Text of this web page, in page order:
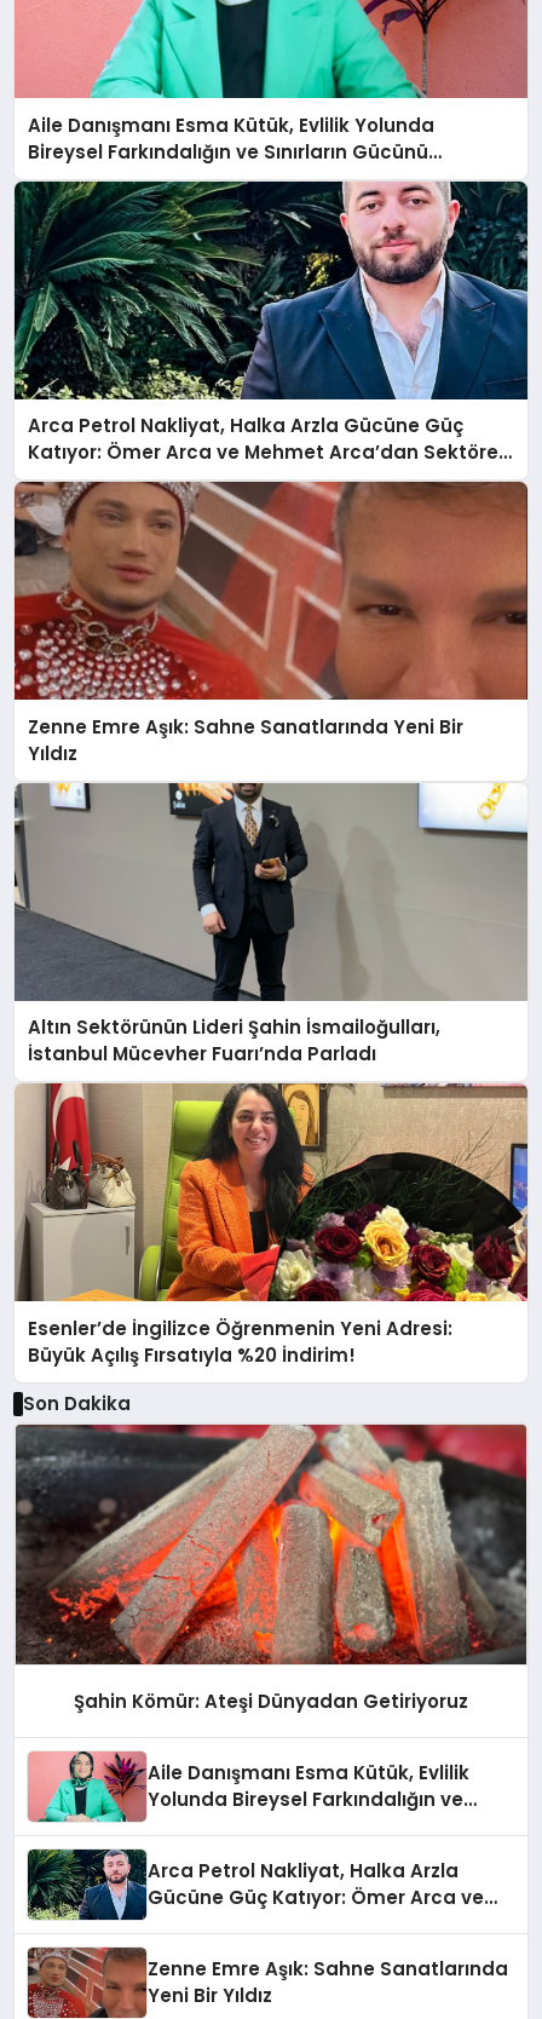
Aile Danışmanı Esma Kütük, Evlilik Yolunda
Bireysel Farkındalığın ve Sınırların Gücünü
Anlatıyor
Arca Petrol Nakliyat, Halka Arzla Gücüne Güç
Katıyor: Ömer Arca ve Mehmet Arca’dan Sektöre
Güçlü Yatırım
Zenne Emre Aşık: Sahne Sanatlarında Yeni Bir
Yıldız
Altın Sektörünün Lideri Şahin İsmailoğulları,
İstanbul Mücevher Fuarı’nda Parladı ￼
Esenler’de İngilizce Öğrenmenin Yeni Adresi:
Büyük Açılış Fırsatıyla %20 İndirim!
Son Dakika
Şahin Kömür: Ateşi Dünyadan Getiriyoruz
Aile Danışmanı Esma Kütük, Evlilik
Yolunda Bireysel Farkındalığın ve
Arca Petrol Nakliyat, Halka Arzla
Gücüne Güç Katıyor: Ömer Arca ve
Zenne Emre Aşık: Sahne Sanatlarında
Yeni Bir Yıldız